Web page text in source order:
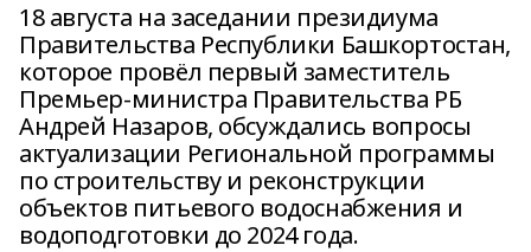
18 августа на заседании президиума
Правительства Республики Башкортостан,
которое провёл первый заместитель
Премьер-министра Правительства РБ
Андрей Назаров, обсуждались вопросы
актуализации Региональной программы
по строительству и реконструкции
объектов питьевого водоснабжения и
водоподготовки до 2024 года.